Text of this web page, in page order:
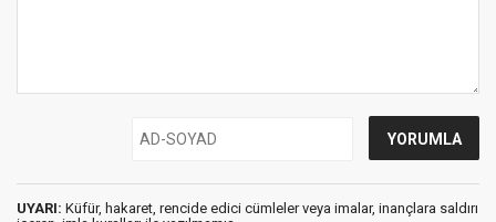
UYARI: Küfür, hakaret, rencide edici cümleler veya imalar, inançlara saldırı